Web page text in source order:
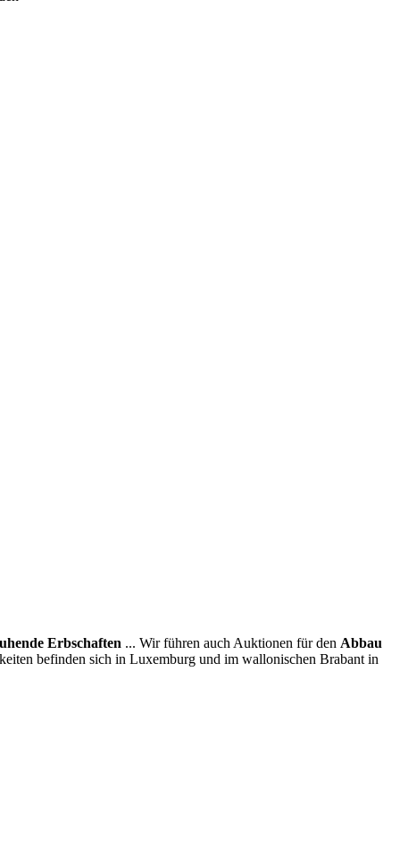
Erbschaften ... Wir führen auch Auktionen für den Abbau
befinden sich in Luxemburg und im wallonischen Brabant in